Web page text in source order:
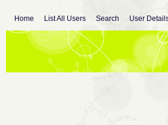
Home List All Users Search User